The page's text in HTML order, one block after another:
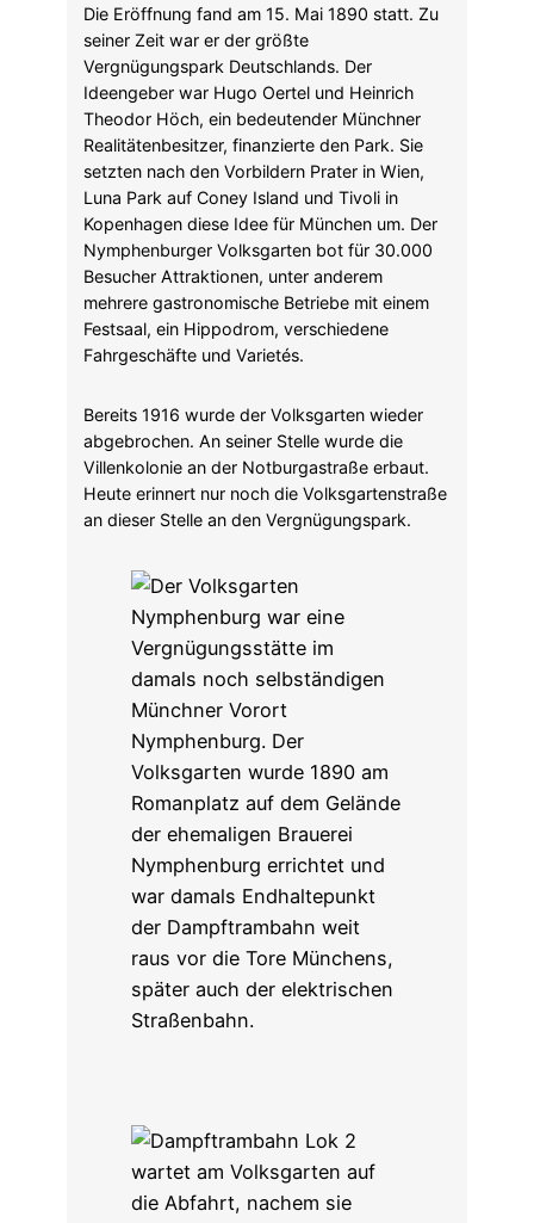
Die Eröffnung fand am 15. Mai 1890 statt. Zu
seiner Zeit war er der größte
Vergnügungspark Deutschlands. Der
Ideengeber war Hugo Oertel und Heinrich
Theodor Höch, ein bedeutender Münchner
Realitätenbesitzer, finanzierte den Park. Sie
setzten nach den Vorbildern Prater in Wien,
Luna Park auf Coney Island und Tivoli in
Kopenhagen diese Idee für München um. Der
Nymphenburger Volksgarten bot für 30.000
Besucher Attraktionen, unter anderem
mehrere gastronomische Betriebe mit einem
Festsaal, ein Hippodrom, verschiedene
Fahrgeschäfte und Varietés.
Bereits 1916 wurde der Volksgarten wieder
abgebrochen. An seiner Stelle wurde die
Villenkolonie an der Notburgastraße erbaut.
Heute erinnert nur noch die Volksgartenstraße
an dieser Stelle an den Vergnügungspark.